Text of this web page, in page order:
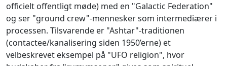
officielt offentligt møde) med en "Galactic Federation"
og ser "ground crew"-mennesker som intermediærer i
processen. Tilsvarende er "Ashtar"-traditionen
(contactee/kanalisering siden 1950’erne) et
velbeskrevet eksempel på "UFO religion", hvor